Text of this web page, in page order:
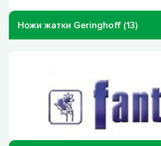
Ножи жатки Geringhoff (13)